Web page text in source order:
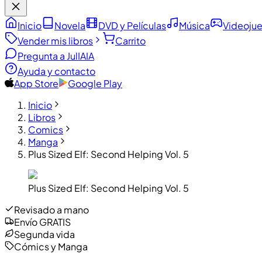
Inicio Novela DVD y Películas Música
Vender mis libros
Carrito
Pregunta a JulIAIA
Ayuda y contacto
App Store
Google Play
Inicio
Libros
Comics
Manga
Plus Sized Elf: Second Helping Vol. 5
Plus Sized Elf: Second Helping Vol. 5
Revisado a mano
Envío GRATIS
Segunda vida
Cómics y Manga